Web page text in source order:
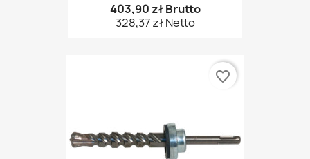
403,90 zł Brutto
328,37 zł Netto
favorite_border